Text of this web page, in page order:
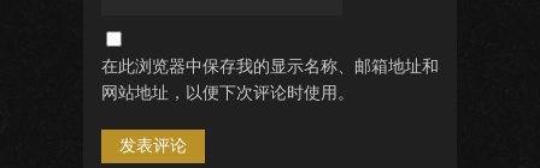
在此浏览器中保存我的显示名称、邮箱地址和
网站地址，以便下次评论时使用。